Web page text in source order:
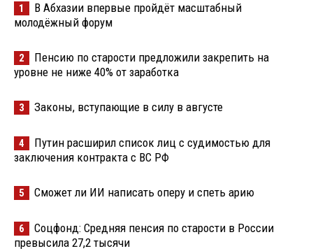
1
В Абхазии впервые пройдёт масштабный
молодёжный форум
2
Пенсию по старости предложили закрепить на
уровне не ниже 40% от заработка
3 Законы, вступающие в силу в августе
4
Путин расширил список лиц с судимостью для
заключения контракта с ВС РФ
5 Сможет ли ИИ написать оперу и спеть арию
6
Соцфонд: Средняя пенсия по старости в России
превысила 27,2 тысячи